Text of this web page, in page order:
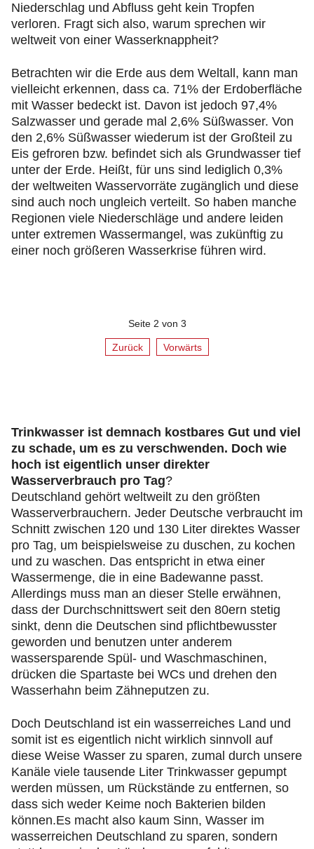
Niederschlag und Abfluss geht kein Tropfen
verloren. Fragt sich also, warum sprechen wir
weltweit von einer Wasserknappheit?
Betrachten wir die Erde aus dem Weltall, kann man
vielleicht erkennen, dass ca. 71% der Erdoberfläche
mit Wasser bedeckt ist. Davon ist jedoch 97,4%
Salzwasser und gerade mal 2,6% Süßwasser. Von
den 2,6% Süßwasser wiederum ist der Großteil zu
Eis gefroren bzw. befindet sich als Grundwasser tief
unter der Erde. Heißt, für uns sind lediglich 0,3%
der weltweiten Wasservorräte zugänglich und diese
sind auch noch ungleich verteilt. So haben manche
Regionen viele Niederschläge und andere leiden
unter extremen Wassermangel, was zukünftig zu
einer noch größeren Wasserkrise führen wird.
Seite 2 von 3
Zurück Vorwärts
Trinkwasser ist demnach kostbares Gut und viel
zu schade, um es zu verschwenden. Doch wie
hoch ist eigentlich unser direkter
Wasserverbrauch pro Tag?
Deutschland gehört weltweilt zu den größten
Wasserverbrauchern. Jeder Deutsche verbraucht im
Schnitt zwischen 120 und 130 Liter direktes Wasser
pro Tag, um beispielsweise zu duschen, zu kochen
und zu waschen. Das entspricht in etwa einer
Wassermenge, die in eine Badewanne passt.
Allerdings muss man an dieser Stelle erwähnen,
dass der Durchschnittswert seit den 80ern stetig
sinkt, denn die Deutschen sind pflichtbewusster
geworden und benutzen unter anderem
wassersparende Spül- und Waschmaschinen,
drücken die Spartaste bei WCs und drehen den
Wasserhahn beim Zähneputzen zu.
Doch Deutschland ist ein wasserreiches Land und
somit ist es eigentlich nicht wirklich sinnvoll auf
diese Weise Wasser zu sparen, zumal durch unsere
Kanäle viele tausende Liter Trinkwasser gepumpt
werden müssen, um Rückstände zu entfernen, so
dass sich weder Keime noch Bakterien bilden
können.Es macht also kaum Sinn, Wasser im
wasserreichen Deutschland zu sparen, sondern